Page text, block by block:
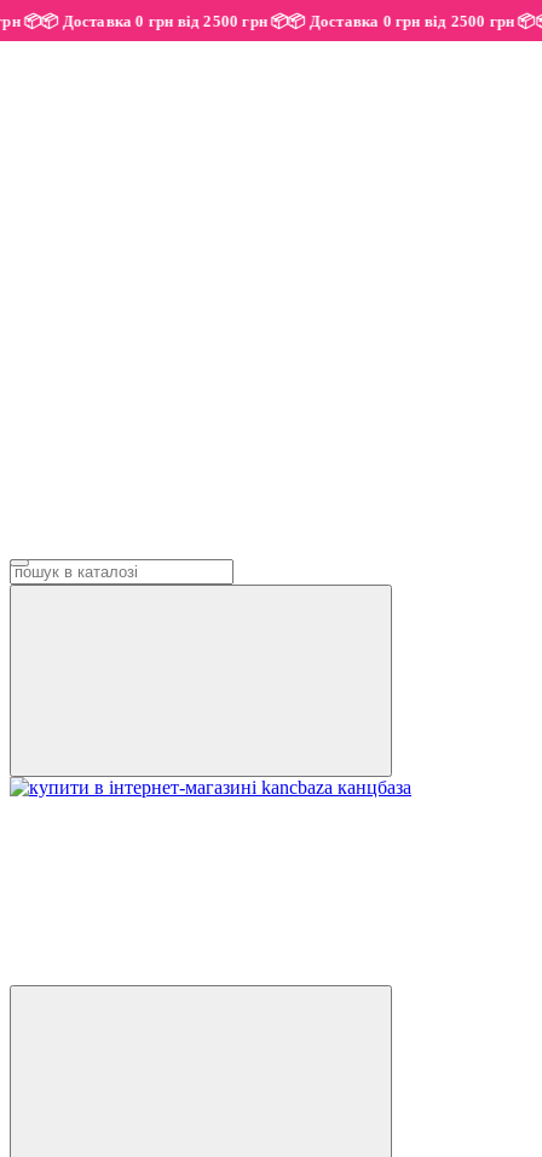
грн 📦📦 Доставка 0 грн від 2500 грн 📦📦 Доставка 0 грн від 2500